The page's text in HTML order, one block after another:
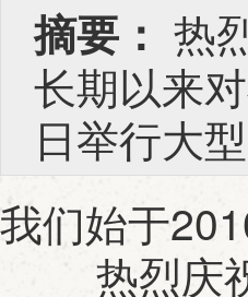
摘要： 热
长期以来
日举行大
我们始于
热烈庆祝